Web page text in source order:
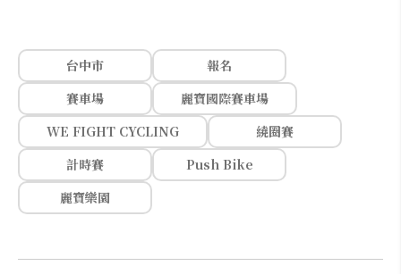
台中市
報名
賽車場
麗寶國際賽車場
WE FIGHT CYCLING
繞圈賽
計時賽
Push Bike
麗寶樂園